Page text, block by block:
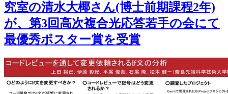
究室の清水大椰さん(博士前期課程2年)
が、第3回高次複合光応答若手の会にて
最優秀ポスター賞を受賞